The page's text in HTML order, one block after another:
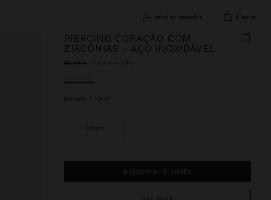
iniciar sessão cesta
PIERCING CORAÇÃO COM
ZIRCÓNIAS - AÇO INOXIDÁVEL
Preço Reduzido De
15,99 €Para4,99 € 69%
Selecionado
Prateado 231197
Único
Adicionar à cesta